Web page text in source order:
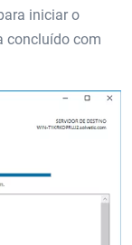
iniciar o
concluído com